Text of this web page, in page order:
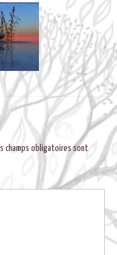
champs obligatoires sont